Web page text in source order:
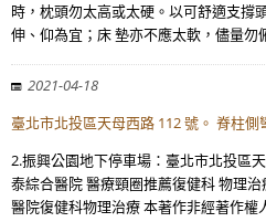
時，枕頭勿太高或太硬。以可舒適支撐
伸、仰為宜；床 墊亦不應太軟，儘量勿
2021-04-18
臺北市北投區天母西路 112 號。 脊柱
2.振興公園地下停車場：臺北市北投區
泰綜合醫院 醫療頸圈推薦復健科 物理
醫院復健科物理治療 本著作非經著作